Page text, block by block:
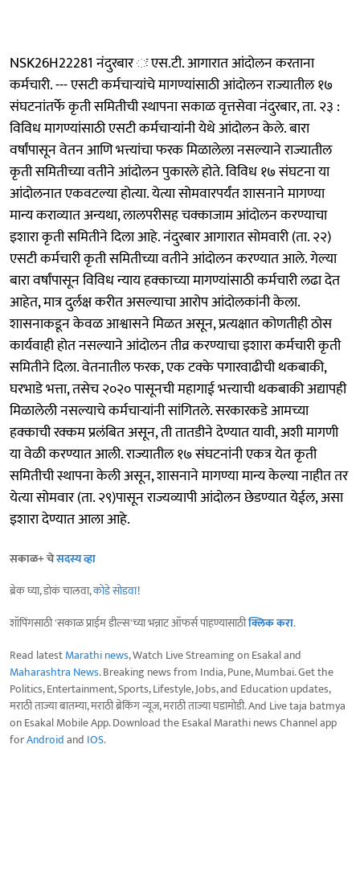
NSK26H22281 नंदुरबार ः एस.टी. आगारात आंदोलन करताना
कर्मचारी. --- एसटी कर्मचाऱ्यांचे मागण्यांसाठी आंदोलन राज्यातील १७
संघटनांतर्फे कृती समितीची स्थापना सकाळ वृत्तसेवा नंदुरबार, ता. २३ :
विविध मागण्यांसाठी एसटी कर्मचाऱ्यांनी येथे आंदोलन केले. बारा
वर्षांपासून वेतन आणि भत्त्यांचा फरक मिळालेला नसल्याने राज्यातील
कृती समितीच्या वतीने आंदोलन पुकारले होते. विविध १७ संघटना या
आंदोलनात एकवटल्या होत्या. येत्या सोमवारपर्यंत शासनाने मागण्या
मान्य कराव्यात अन्यथा, लालपरीसह चक्काजाम आंदोलन करण्याचा
इशारा कृती समितीने दिला आहे. नंदुरबार आगारात सोमवारी (ता. २२)
एसटी कर्मचारी कृती समितीच्या वतीने आंदोलन करण्यात आले. गेल्या
बारा वर्षांपासून विविध न्याय हक्काच्या मागण्यांसाठी कर्मचारी लढा देत
आहेत, मात्र दुर्लक्ष करीत असल्याचा आरोप आंदोलकांनी केला.
शासनाकडून केवळ आश्वासने मिळत असून, प्रत्यक्षात कोणतीही ठोस
कार्यवाही होत नसल्याने आंदोलन तीव्र करण्याचा इशारा कर्मचारी कृती
समितीने दिला. वेतनातील फरक, एक टक्के पगारवाढीची थकबाकी,
घरभाडे भत्ता, तसेच २०२० पासूनची महागाई भत्त्याची थकबाकी अद्यापही
मिळालेली नसल्याचे कर्मचाऱ्यांनी सांगितले. सरकारकडे आमच्या
हक्काची रक्कम प्रलंबित असून, ती तातडीने देण्यात यावी, अशी मागणी
या वेळी करण्यात आली. राज्यातील १७ संघटनांनी एकत्र येत कृती
समितीची स्थापना केली असून, शासनाने मागण्या मान्य केल्या नाहीत तर
येत्या सोमवार (ता. २९)पासून राज्यव्यापी आंदोलन छेडण्यात येईल, असा
इशारा देण्यात आला आहे.
सकाळ+ चेसदस्य व्हा
ब्रेक घ्या, डोकं चालवा,कोडे सोडवा!
शॉपिंगसाठी 'सकाळ प्राईम डील्स'च्या भन्नाट ऑफर्स पाहण्यासाठीक्लिक करा.
Read latestMarathi news, Watch Live Streaming on Esakal and
Maharashtra News. Breaking news from India, Pune, Mumbai. Get the
Politics, Entertainment, Sports, Lifestyle, Jobs, and Education updates,
मराठी ताज्या बातम्या, मराठी ब्रेकिंग न्यूज, मराठी ताज्या घडामोडी. And Live taja batmya
on Esakal Mobile App. Download the Esakal Marathi news Channel app
forAndroidand IOS.